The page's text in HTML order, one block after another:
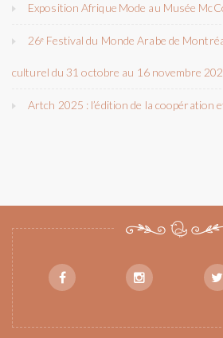
Exposition Afrique Mode au Musée
26ᵉ Festival du Monde Arabe de
culturel du 31 octobre au 16 novembre
Artch 2025 : l’édition de la coopération